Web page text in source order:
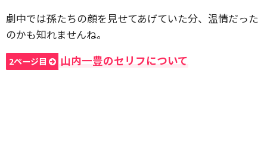
劇中では孫たちの顔を見せてあげていた分、温情だった
のかも知れませんね。
2ページ目 山内一豊のセリフについて